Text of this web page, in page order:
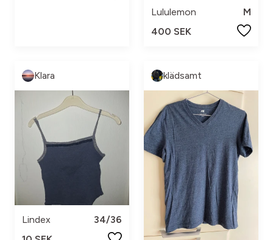
Lululemon
M
400 SEK
Klara
Lindex
34/36
klädsamt